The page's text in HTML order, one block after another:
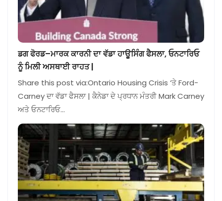
ਡਗ ਫੋਰਡ–ਮਾਰਕ ਕਾਰਨੀ ਦਾ ਵੱਡਾ ਹਾਊਸਿੰਗ ਫੈਸਲਾ, ਓਨਟਾਰਿਓ
ਨੂੰ ਮਿਲੀ ਅਸਥਾਈ ਰਾਹਤ |
Share this post via:Ontario Housing Crisis ‘ਤੇ Ford-
Carney ਦਾ ਵੱਡਾ ਫੈਸਲਾ | ਕੈਨੇਡਾ ਦੇ ਪ੍ਰਧਾਨ ਮੰਤਰੀ Mark Carney
ਅਤੇ ਓਨਟਾਰਿਓ…